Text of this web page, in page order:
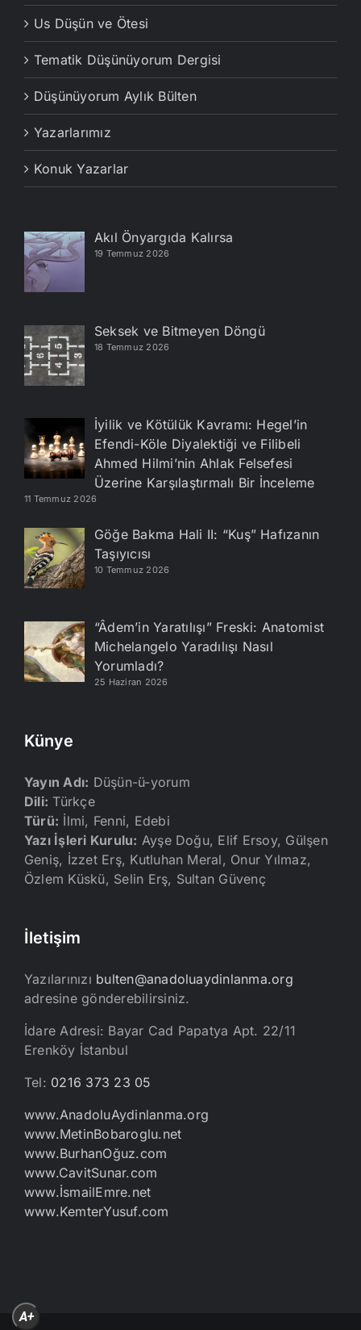
Us Düşün ve Ötesi
Tematik Düşünüyorum Dergisi
Düşünüyorum Aylık Bülten
Yazarlarımız
Konuk Yazarlar
Akıl Önyargıda Kalırsa
19 Temmuz 2026
Seksek ve Bitmeyen Döngü
18 Temmuz 2026
İyilik ve Kötülük Kavramı: Hegel’in
Efendi-Köle Diyalektiği ve Filibeli
Ahmed Hilmi’nin Ahlak Felsefesi
Üzerine Karşılaştırmalı Bir İnceleme
11 Temmuz 2026
Göğe Bakma Hali II: “Kuş” Hafızanın
Taşıyıcısı
10 Temmuz 2026
“Âdem’in Yaratılışı” Freski: Anatomist
Michelangelo Yaradılışı Nasıl
Yorumladı?
25 Haziran 2026
Künye
Yayın Adı: Düşün-ü-yorum
Dili: Türkçe
Türü: İlmi, Fenni, Edebi
Yazı İşleri Kurulu: Ayşe Doğu, Elif Ersoy, Gülşen
Geniş, İzzet Erş, Kutluhan Meral, Onur Yılmaz,
Özlem Küskü, Selin Erş, Sultan Güvenç
İletişim
Yazılarınızı bulten@anadoluaydinlanma.org
adresine gönderebilirsiniz.
İdare Adresi: Bayar Cad Papatya Apt. 22/11
Erenköy İstanbul
Tel: 0216 373 23 05
www.AnadoluAydinlanma.org
www.MetinBobaroglu.net
www.BurhanOğuz.com
www.CavitSunar.com
www.İsmailEmre.net
www.KemterYusuf.com
A+